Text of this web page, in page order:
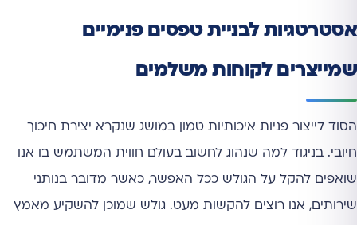
אסטרטגיות לבניית טפסים פנימיים
שמייצרים לקוחות משלמים
הסוד לייצור פניות איכותיות טמון במושג שנקרא יצירת חיכוך
חיובי. בניגוד למה שנהוג לחשוב בעולם חווית המשתמש בו אנו
שואפים להקל על הגולש ככל האפשר, כאשר מדובר בנותני
שירותים, אנו רוצים להקשות מעט. גולש שמוכן להשקיע מאמץ